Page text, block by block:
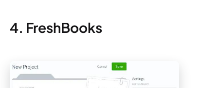
4. FreshBooks